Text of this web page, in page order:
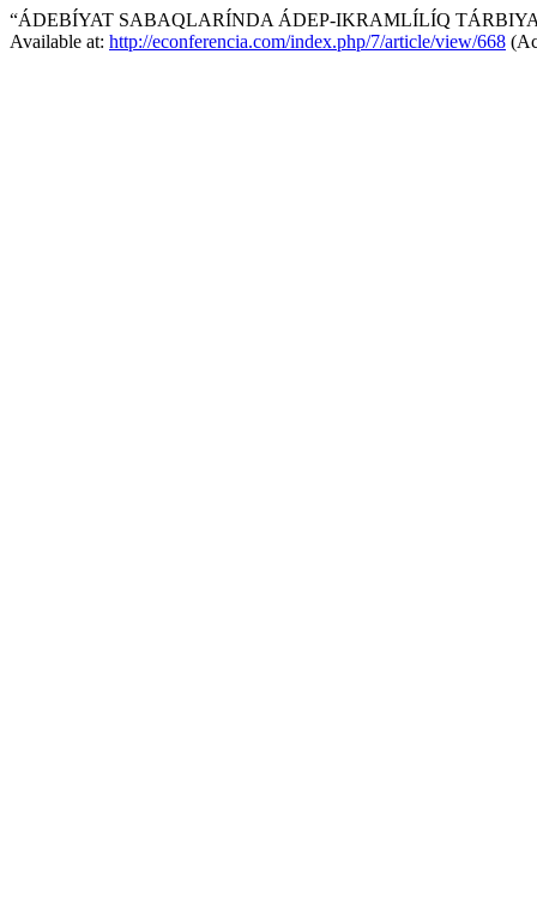
“ÁDEBÍYAT SABAQLARÍNDA ÁDEP-IKRAMLÍLÍQ
Available at: http://econferencia.com/index.php/7/article/view/668